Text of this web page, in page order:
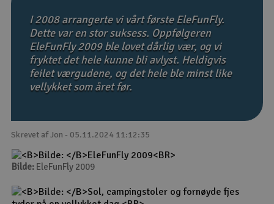
Kameraudstyr
Modelbygg og byggesæt
Modeljernbane
Motor & tilbehør
Outlet
I 2008 arrangerte vi vårt første EleFunFly.
Dette var en stor suksess. Oppfølgeren
EleFunFly 2009 ble lovet dårlig vær, og vi
fryktet det hele kunne bli avlyst. Heldigvis
feilet værgudene, og det hele ble minst like
vellykket som året før.
Skrevet af Jon - 05.11.2024 11:12:35
Bilde: EleFunFly 2009